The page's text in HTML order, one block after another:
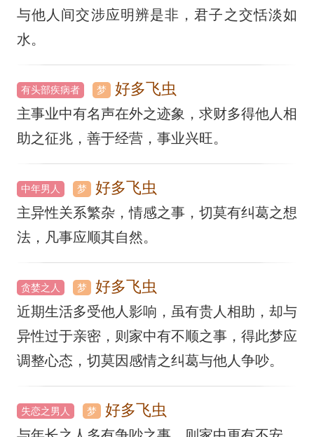
与他人间交涉应明辨是非，君子之交恬淡如
水。
有头部疾病者 梦 好多飞虫
主事业中有名声在外之迹象，求财多得他人相
助之征兆，善于经营，事业兴旺。
中年男人 梦 好多飞虫
主异性关系繁杂，情感之事，切莫有纠葛之想
法，凡事应顺其自然。
贪婪之人 梦 好多飞虫
近期生活多受他人影响，虽有贵人相助，却与
异性过于亲密，则家中有不顺之事，得此梦应
调整心态，切莫因感情之纠葛与他人争吵。
失恋之男人 梦 好多飞虫